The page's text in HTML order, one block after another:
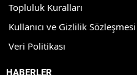
Topluluk Kuralları
Kullanıcı ve Gizlilik Sözleşmesi
Veri Politikası
HABERLER